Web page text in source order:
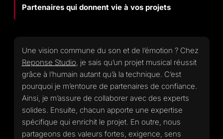
Partenaires qui donnent vie à vos projets
Une vision commune du son et de l’émotion ? Chez
Reponse Studio, je sais qu’un projet musical réussit
grâce à l’humain autant qu’à la technique. C’est
pourquoi je m’entoure de partenaires de confiance.
Ainsi, je m’assure de collaborer avec des experts
solides. Ensuite, chacun apporte une expertise
spécifique qui enrichit le projet. En outre, nous
partageons des valeurs fortes, exigence, sens